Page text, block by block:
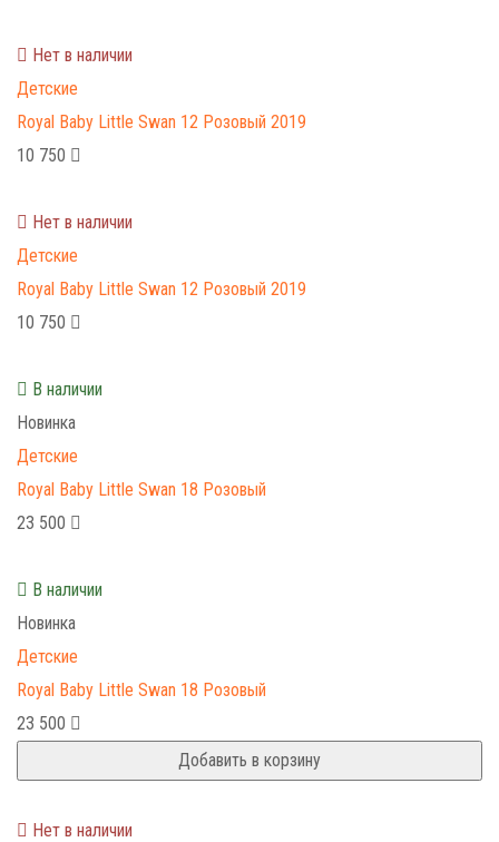
Нет в наличии
Детские
Royal Baby Little Swan 12 Розовый 2019
10 750
Нет в наличии
Детские
Royal Baby Little Swan 12 Розовый 2019
10 750
В наличии
Новинка
Детские
Royal Baby Little Swan 18 Розовый
23 500
В наличии
Новинка
Детские
Royal Baby Little Swan 18 Розовый
23 500
Добавить в корзину
Нет в наличии